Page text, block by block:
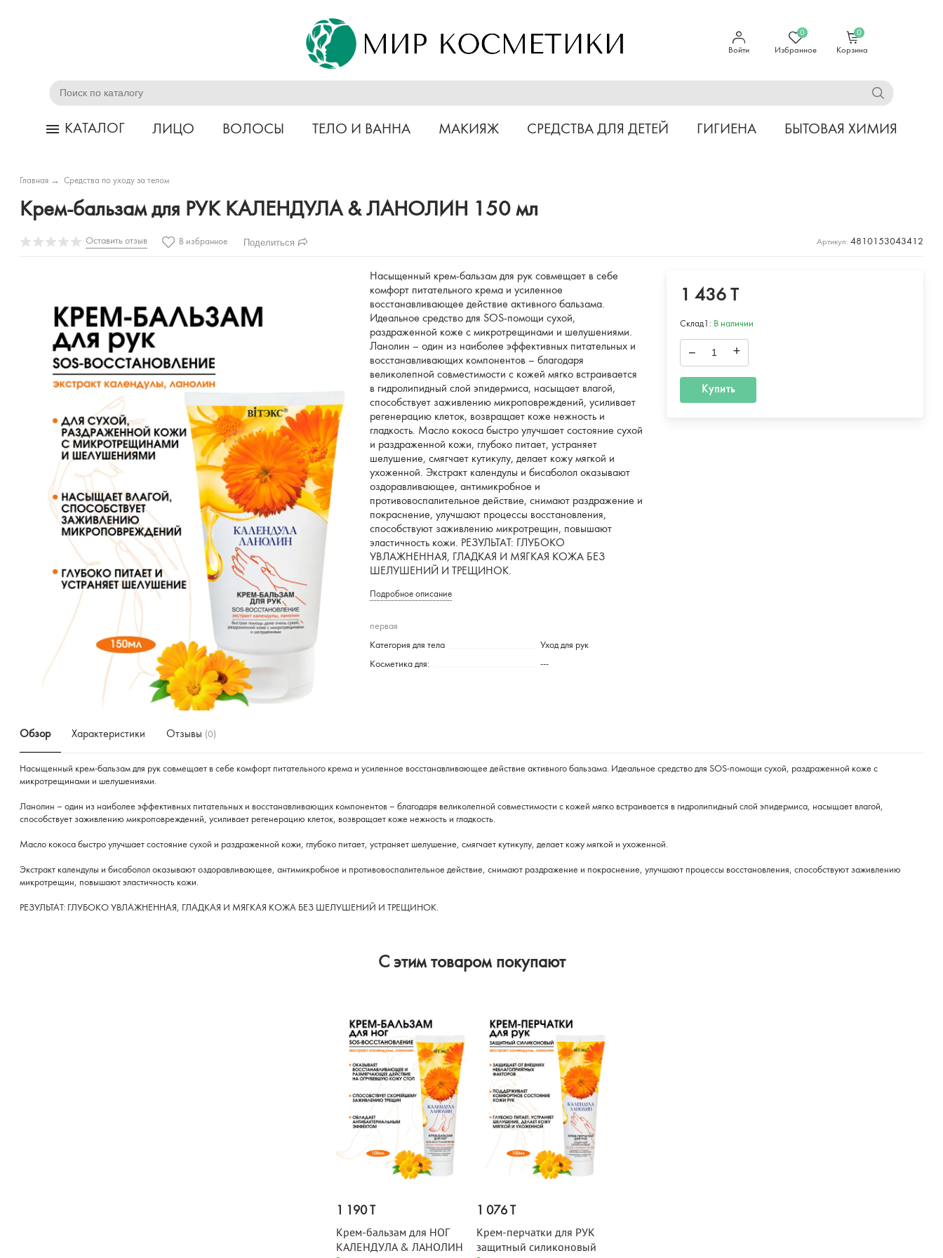
Войти
0
Избранное
0
Корзина
КАТАЛОГ ЛИЦО ВОЛОСЫ ТЕЛО И ВАННА МАКИЯЖ СРЕДСТВА ДЛЯ ДЕТЕЙ ГИГИЕНА БЫТОВАЯ ХИМИЯ
Главная → Средства по уходу за телом
Крем-бальзам для РУК КАЛЕНДУЛА & ЛАНОЛИН 150 мл
Оставить отзыв В избранное Поделиться Артикул: 4810153043412
Насыщенный крем-бальзам для рук совмещает в себе
комфорт питательного крема и усиленное
восстанавливающее действие активного бальзама.
Идеальное средство для SOS-помощи сухой,
раздраженной коже с микротрещинами и шелушениями.
Ланолин – один из наиболее эффективных питательных и
восстанавливающих компонентов – благодаря
великолепной совместимости с кожей мягко встраивается
в гидролипидный слой эпидермиса, насыщает влагой,
способствует заживлению микроповреждений, усиливает
регенерацию клеток, возвращает коже нежность и
гладкость. Масло кокоса быстро улучшает состояние сухой
и раздраженной кожи, глубоко питает, устраняет
шелушение, смягчает кутикулу, делает кожу мягкой и
ухоженной. Экстракт календулы и бисаболол оказывают
оздоравливающее, антимикробное и
противовоспалительное действие, снимают раздражение и
покраснение, улучшают процессы восстановления,
способствуют заживлению микротрещин, повышают
эластичность кожи. РЕЗУЛЬТАТ: ГЛУБОКО
УВЛАЖНЕННАЯ, ГЛАДКАЯ И МЯГКАЯ КОЖА БЕЗ
ШЕЛУШЕНИЙ И ТРЕЩИНОК.
Подробное описание
первая
Категория для тела Уход для рук
Косметика для: ---
1 436 T
Склад1: В наличии
– +
Купить
Обзор Характеристики Отзывы (0)
Насыщенный крем-бальзам для рук совмещает в себе комфорт питательного крема и усиленное восстанавливающее действие активного бальзама. Идеальное средство для SOS-помощи сухой, раздраженной коже с
микротрещинами и шелушениями.
Ланолин – один из наиболее эффективных питательных и восстанавливающих компонентов – благодаря великолепной совместимости с кожей мягко встраивается в гидролипидный слой эпидермиса, насыщает влагой,
способствует заживлению микроповреждений, усиливает регенерацию клеток, возвращает коже нежность и гладкость.
Масло кокоса быстро улучшает состояние сухой и раздраженной кожи, глубоко питает, устраняет шелушение, смягчает кутикулу, делает кожу мягкой и ухоженной.
Экстракт календулы и бисаболол оказывают оздоравливающее, антимикробное и противовоспалительное действие, снимают раздражение и покраснение, улучшают процессы восстановления, способствуют заживлению
микротрещин, повышают эластичность кожи.
РЕЗУЛЬТАТ: ГЛУБОКО УВЛАЖНЕННАЯ, ГЛАДКАЯ И МЯГКАЯ КОЖА БЕЗ ШЕЛУШЕНИЙ И ТРЕЩИНОК.
C этим товаром покупают
1 190 T
Крем-бальзам для НОГ
КАЛЕНДУЛА & ЛАНОЛИН
1 076 T
Крем-перчатки для РУК
защитный силиконовый